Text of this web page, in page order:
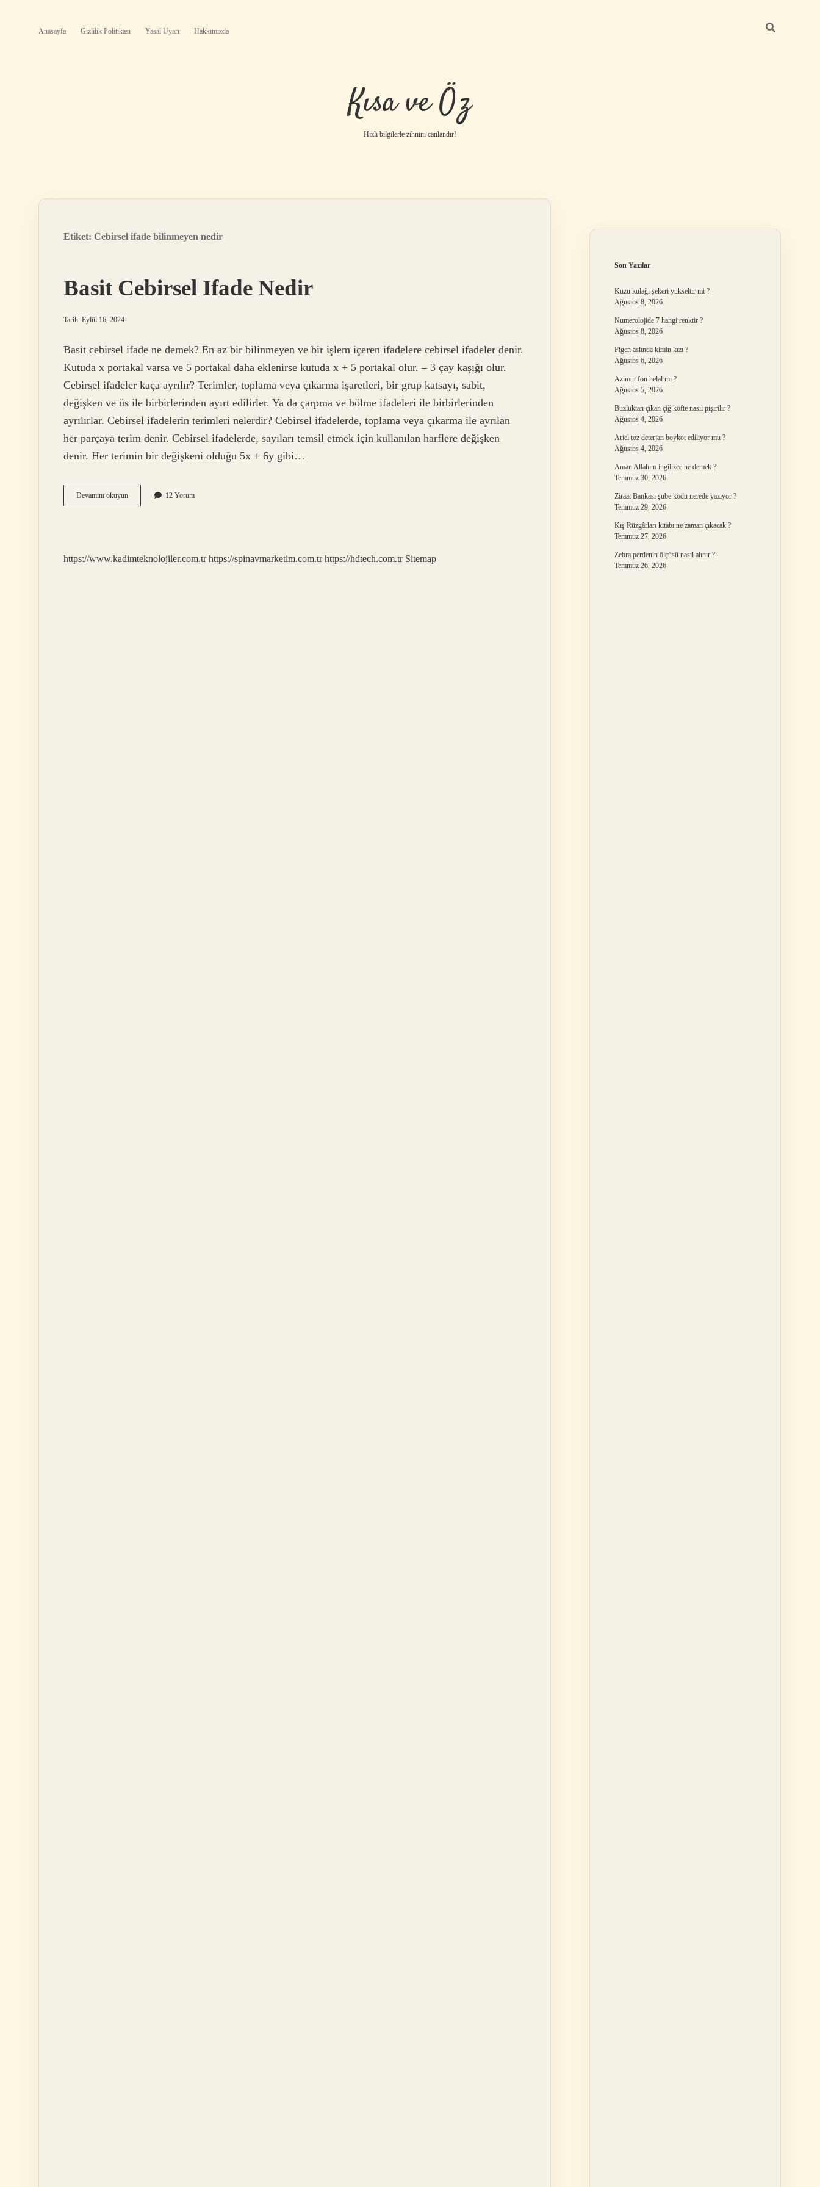
Anasayfa Gizlilik Politikası Yasal Uyarı Hakkımızda
Kısa ve Öz
Hızlı bilgilerle zihnini canlandır!
Etiket: Cebirsel ifade bilinmeyen nedir
Basit Cebirsel Ifade Nedir
Tarih: Eylül 16, 2024
Basit cebirsel ifade ne demek? En az bir bilinmeyen ve bir işlem içeren ifadelere cebirsel ifadeler denir.
Kutuda x portakal varsa ve 5 portakal daha eklenirse kutuda x + 5 portakal olur. – 3 çay kaşığı olur.
Cebirsel ifadeler kaça ayrılır? Terimler, toplama veya çıkarma işaretleri, bir grup katsayı, sabit,
değişken ve üs ile birbirlerinden ayırt edilirler. Ya da çarpma ve bölme ifadeleri ile birbirlerinden
ayrılırlar. Cebirsel ifadelerin terimleri nelerdir? Cebirsel ifadelerde, toplama veya çıkarma ile ayrılan
her parçaya terim denir. Cebirsel ifadelerde, sayıları temsil etmek için kullanılan harflere değişken
denir. Her terimin bir değişkeni olduğu 5x + 6y gibi…
Devamını okuyunBasit
Cebirsel
12 Yorum
https://www.kadimteknolojiler.com.tr https://spinavmarketim.com.tr https://hdtech.com.tr Sitemap
Son Yazılar
Kuzu kulağı şekeri yükseltir mi ?
Ağustos 8, 2026
Numerolojide 7 hangi renktir ?
Ağustos 8, 2026
Figen aslında kimin kızı ?
Ağustos 6, 2026
Azimut fon helal mi ?
Ağustos 5, 2026
Buzluktan çıkan çiğ köfte nasıl pişirilir ?
Ağustos 4, 2026
Ariel toz deterjan boykot ediliyor mu ?
Ağustos 4, 2026
Aman Allahım ingilizce ne demek ?
Temmuz 30, 2026
Ziraat Bankası şube kodu nerede yazıyor ?
Temmuz 29, 2026
Kış Rüzgârları kitabı ne zaman çıkacak ?
Temmuz 27, 2026
Zebra perdenin ölçüsü nasıl alınır ?
Temmuz 26, 2026